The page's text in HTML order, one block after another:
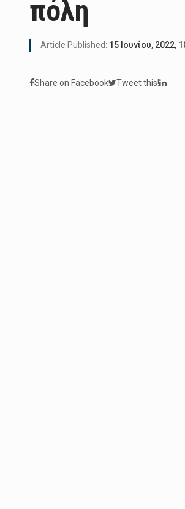
πόλη
Article Published: 15 Ιουνίου, 2022,
Share on Facebook Tweet this!